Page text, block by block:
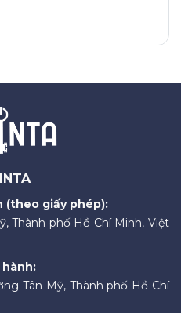
(theo giấy phép):
Thành phố Hồ Chí Minh, Việt
Tân Mỹ, Thành phố Hồ Chí